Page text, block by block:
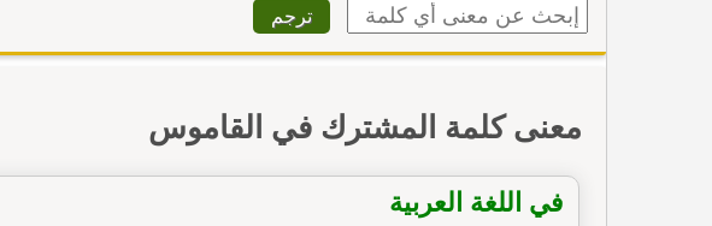
معنى كلمة المشترك في القاموس
في اللغة العربية